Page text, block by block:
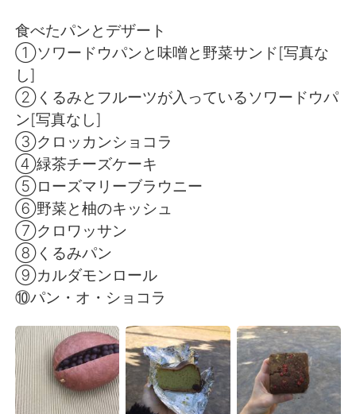
食べたパンとデザート
①ソワードウパンと味噌と野菜サンド[写真な
し]
②くるみとフルーツが入っているソワードウパ
ン[写真なし]
③クロッカンショコラ
④緑茶チーズケーキ
⑤ローズマリーブラウニー
⑥野菜と柚のキッシュ
⑦クロワッサン
⑧くるみパン
⑨カルダモンロール
⑩パン・オ・ショコラ